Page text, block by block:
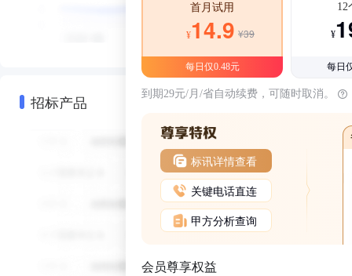
招标产品
首月试用
¥14.9 ¥39
每日仅0.48元
12
¥
每日
到期29元/月/省自动续费，可随时取消。
标讯详情查看
关键电话直连
甲方分析查询
会员尊享权益